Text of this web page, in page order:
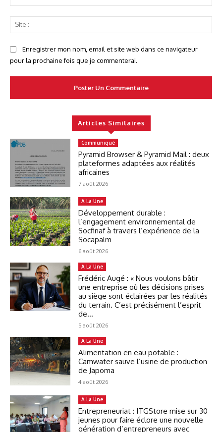
:*
:
Enregistrer mon nom, email et site web dans ce navigateur
pour la prochaine fois que je commenterai.
Articles Similaires
Communiqué
Pyramid Browser & Pyramid Mail : deux
plateformes adaptées aux réalités
africaines
7 août 2026
A La Une
Développement durable :
l’engagement environnemental de
Socfinaf à travers l’expérience de la
Socapalm
6 août 2026
A La Une
Frédéric Augé : « Nous voulons bâtir
une entreprise où les décisions prises
au siège sont éclairées par les réalités
du terrain. C’est précisément l’esprit
de...
5 août 2026
A La Une
Alimentation en eau potable :
Camwater sauve l’usine de production
de Japoma
4 août 2026
A La Une
Entrepreneuriat : ITGStore mise sur 30
jeunes pour faire éclore une nouvelle
génération d’entrepreneurs avec